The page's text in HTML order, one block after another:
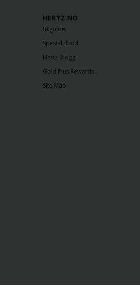
HERTZ.NO
Bilguide
Spesialtilbud
Hertz Blogg
Gold Plus Rewards
Site Map